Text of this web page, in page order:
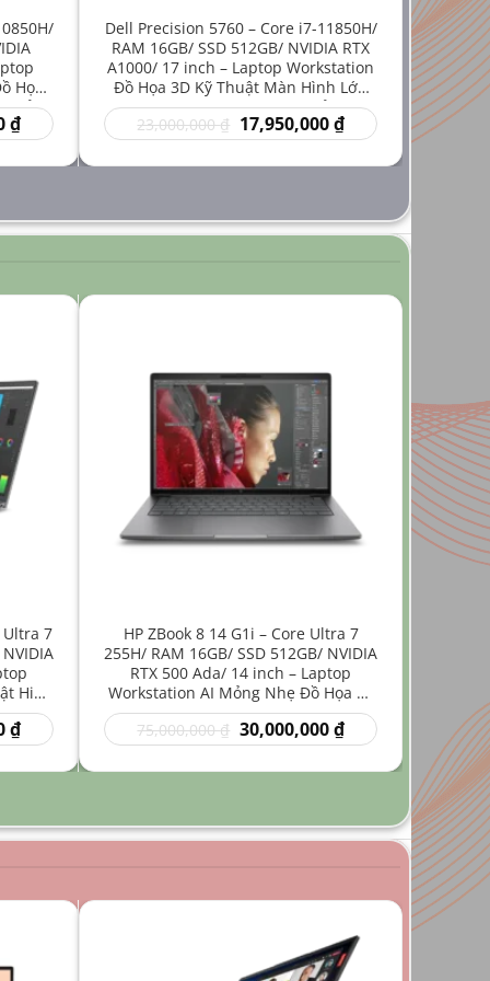
Họa
Rẻ
₫Giá
hiện
là:
Dell Precision 5760 – Core i7-11850H/
RAM 16GB/ SSD 512GB/ NVIDIA RTX
A1000/ 17 inch – Laptop Workstation
Đồ Họa 3D Kỹ Thuật Màn Hình Lớn
Hiệu Năng Mạnh Giá Rẻ
23,000,000₫ Giá
gốc
23,000,000 ₫.
17,950,000₫Giá
hiện
là:
Ultra 7
Hiệu
₫Giá
hiện
là:
HP ZBook 8 14 G1i – Core Ultra 7
255H/ RAM 16GB/ SSD 512GB/ NVIDIA
RTX 500 Ada/ 14 inch – Laptop
Workstation AI Mỏng Nhẹ Đồ Họa Kỹ
Thuật
75,000,000₫ Giá
gốc
75,000,000 ₫.
30,000,000₫Giá
hiện
là:
30,000,000 ₫.